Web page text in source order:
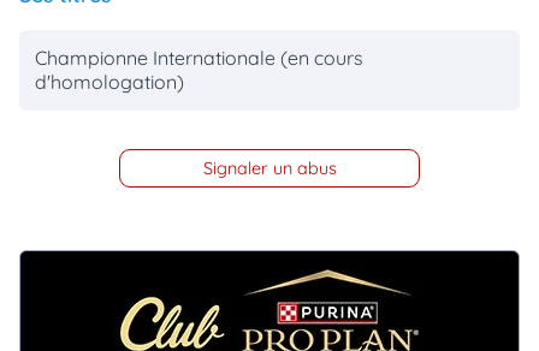
Championne Internationale (en cours
d'homologation)
Signaler un abus